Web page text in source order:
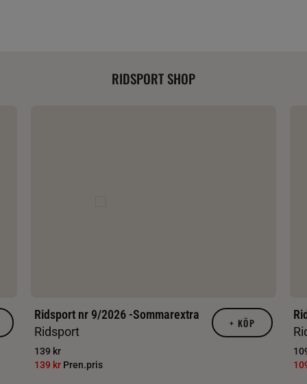
RIDSPORT SHOP
Ridsport nr 9/2026 -Sommarextra
Ridsport
139 kr
139 kr Pren.pris
+ KÖP